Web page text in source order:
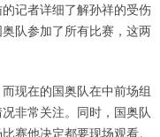
记者详细了解孙祥的受伤
队参加了所有比赛，这两
现在的国奥队在中前场组
非常关注。同时，国奥队
赛他决定都要现场观看。